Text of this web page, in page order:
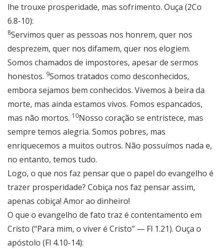
lhe trouxe prosperidade, mas sofrimento. Ouça (2Co
6.8-10):
8Servimos quer as pessoas nos honrem, quer nos
desprezem, quer nos difamem, quer nos elogiem.
Somos chamados de impostores, apesar de sermos
honestos. 9Somos tratados como desconhecidos,
embora sejamos bem conhecidos. Vivemos à beira da
morte, mas ainda estamos vivos. Fomos espancados,
mas não mortos. 10Nosso coração se entristece, mas
sempre temos alegria. Somos pobres, mas
enriquecemos a muitos outros. Não possuímos nada e,
no entanto, temos tudo.
Logo, o que nos faz pensar que o papel do evangelho é
trazer prosperidade? Cobiça nos faz pensar assim,
apenas cobiça! Amor ao dinheiro!
O que o evangelho de fato traz é contentamento em
Cristo (“Para mim, o viver é Cristo” — Fl 1.21). Ouça o
apóstolo (Fl 4.10-14):